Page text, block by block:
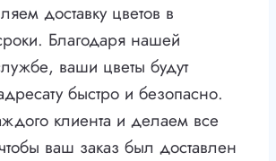
доставку цветов в
Благодаря нашей
ваши цветы будут
быстро и безопасно.
клиента и делаем все
ваш заказ был доставлен